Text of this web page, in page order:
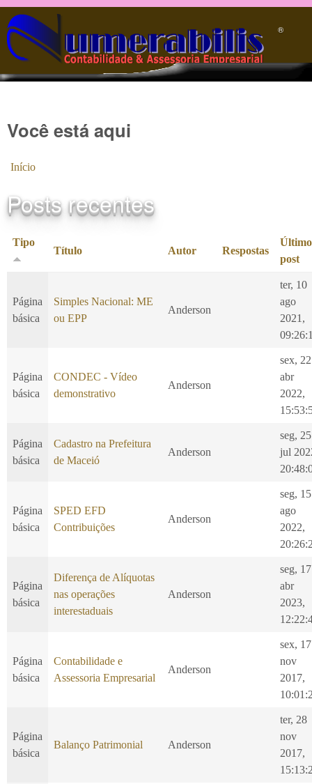
Pular para o conteúdo principal
®️
Você está aqui
Início
Posts recentes
Tipo
Título Autor Respostas
Último
post
Página
básica
Simples Nacional: ME
ou EPP
Anderson
ter, 10
ago
2021,
Página
básica
CONDEC - Vídeo
demonstrativo
Anderson
sex, 22
abr
2022,
Página
básica
Cadastro na Prefeitura
de Maceió
Anderson
seg, 25
jul
Página
básica
SPED EFD
Contribuições
Anderson
seg, 15
ago
2022,
Página
básica
Diferença de Alíquotas
nas operações
interestaduais
Anderson
seg, 17
abr
2023,
Página
básica
Contabilidade e
Assessoria Empresarial
Anderson
sex, 17
nov
2017,
Página
básica
Balanço Patrimonial Anderson
ter, 28
nov
2017,